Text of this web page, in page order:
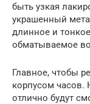
быть узкая
украшенный
длинное и
обматываемое
Главное, чтобы
корпусом
отлично будут